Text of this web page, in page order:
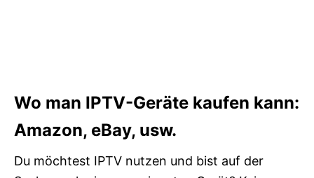
Wo man IPTV-Geräte kaufen kann:
Amazon, eBay, usw.
Du möchtest IPTV nutzen und bist auf der